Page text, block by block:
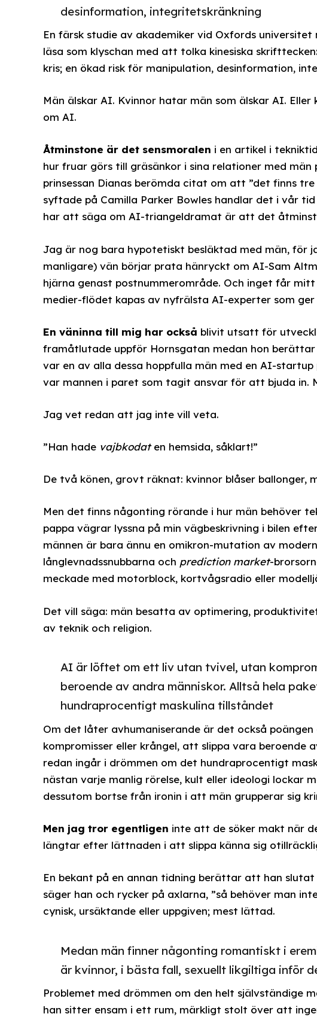
desinformation, integritetskränkning
En färsk studie av akademiker vid Oxfords
läsa som klyschan med att tolka kinesiska
kris; en ökad risk för manipulation, desinformation,
Män älskar AI. Kvinnor hatar män som älskar AI.
om AI.
Åtminstone är det sensmoralen i en artikel i
hur fruar görs till gräsänkor i sina relationer med
prinsessan Dianas berömda citat om att ”det finns
syftade på Camilla Parker Bowles handlar det i vår
har att säga om AI-triangeldramat är att det
Jag är nog bara hypotetiskt besläktad med män, för
manligare) vän börjar prata hänryckt om AI-Sam
hjärna genast postnummerområde. Och inget får
medier-flödet kapas av nyfrälsta AI-experter som
En väninna till mig har också blivit utsatt för
framåtlutade uppför Hornsgatan medan hon
var en av alla dessa hoppfulla män med en AI-
var mannen i paret som tagit ansvar för att bjuda in.
Jag vet redan att jag inte vill veta.
”Han hade vajbkodaten hemsida, såklart!”
De två könen, grovt räknat: kvinnor blåser ballonger,
Men det finns någonting rörande i hur män behöver
pappa vägrar lyssna på min vägbeskrivning i bilen
männen är bara ännu en omikron-mutation av
långlevnadssnubbarna och prediction market-
meckade med motorblock, kortvågsradio eller
Det vill säga: män besatta av optimering,
av teknik och religion.
AI är löftet om ett liv utan tvivel, utan
beroende av andra människor. Alltså hela
hundraprocentigt maskulina tillståndet
Om det låter avhumaniserande är det också
kompromisser eller krångel, att slippa vara beroende
redan ingår i drömmen om det hundraprocentigt
nästan varje manlig rörelse, kult eller ideologi lockar
dessutom bortse från ironin i att män grupperar sig
Men jag tror egentligen inte att de söker makt när
längtar efter lättnaden i att slippa känna sig
En bekant på en annan tidning berättar att han
säger han och rycker på axlarna, ”så behöver man
cynisk, ursäktande eller uppgiven; mest lättad.
Medan män finner någonting romantiskt i
är kvinnor, i bästa fall, sexuellt likgiltiga inför
Problemet med drömmen om den helt självständige
han sitter ensam i ett rum, märkligt stolt över att